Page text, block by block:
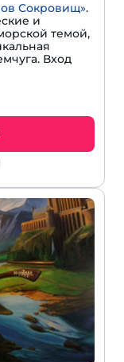
Сокровищ».
и
темой,
Вход